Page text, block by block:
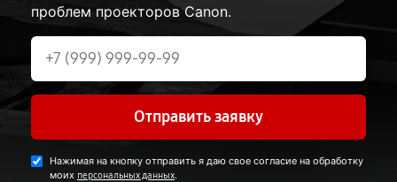
проблем проекторов Canon.
Отправить заявку
Нажимая на кнопку отправить я даю свое согласие на обработку
моих персональных данных.